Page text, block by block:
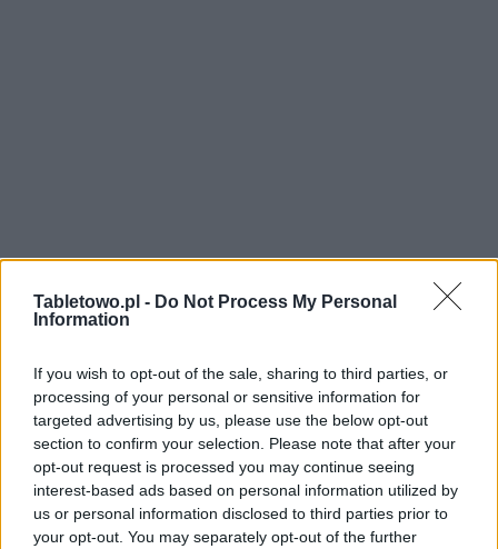
Tabletowo.pl - Do Not Process My Personal
Information
If you wish to opt-out of the sale, sharing to third parties, or
processing of your personal or sensitive information for
targeted advertising by us, please use the below opt-out
section to confirm your selection. Please note that after your
opt-out request is processed you may continue seeing
interest-based ads based on personal information utilized by
us or personal information disclosed to third parties prior to
your opt-out. You may separately opt-out of the further